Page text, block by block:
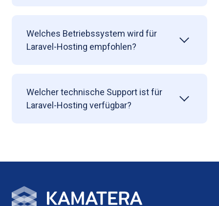
Welches Betriebssystem wird für
Laravel-Hosting empfohlen?
Welcher technische Support ist für
Laravel-Hosting verfügbar?